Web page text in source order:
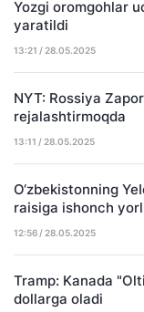
Yozgi oromgohlar
yaratildi
13:21 / 28.05.2025
NYT: Rossiya
rejalashtirmoqda
13:11 / 28.05.2025
O‘zbekistonning
raisiga ishonch
12:56 / 28.05.2025
Tramp: Kanada
dollarga oladi